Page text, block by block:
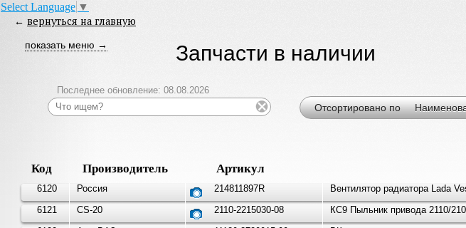
Select Language ▼
показать меню →
← вернуться на главную
Запчасти в наличии
Последнее обновление: 08.08.2026
Отсортировано по
Код Производитель Артикул
6120 Россия 214811897R Вентилятор радиатора Lada
6121
CS-20 2110-2215030-08 КС9 Пыльник привода 2110/